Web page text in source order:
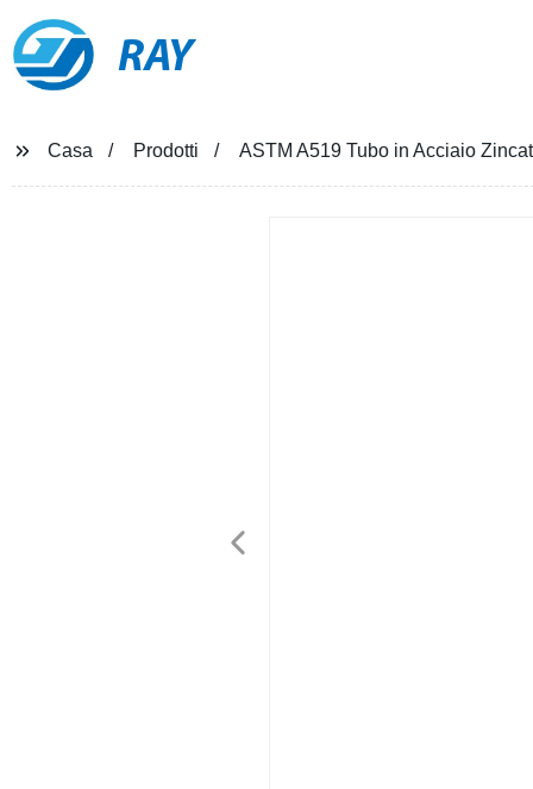
RAY
Casa Prodotti ASTM A519 Tubo in Acciaio